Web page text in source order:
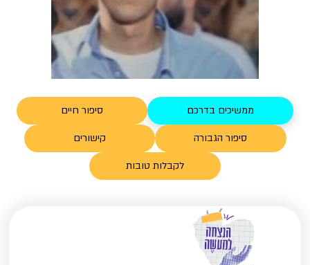
ממשיכים בדרכם סיפור חיים
סיפור הגבורה קישורים
לקבלות טובות